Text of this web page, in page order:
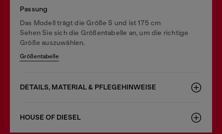
Passung
Das Modell trägt die Größe S und ist 175 cm
Sehen Sie sich die Größentabelle an, um die richtige
Größe auszuwählen.
Größentabelle
DETAILS, MATERIAL & PFLEGEHINWEISE
HOUSE OF DIESEL